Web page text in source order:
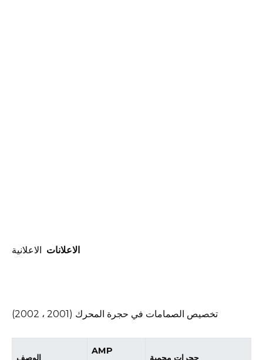
الاعلانات الاعلانية
تخصيص الصمامات في حجرة المحرك (2001 ، 2002)
الوصف
AMP
حجرات محمية